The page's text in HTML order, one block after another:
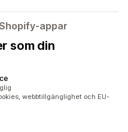
appar
som din
webbtillgänglighet och EU-